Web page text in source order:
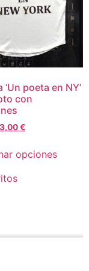
‘Un poeta en NY’
con
€
opciones